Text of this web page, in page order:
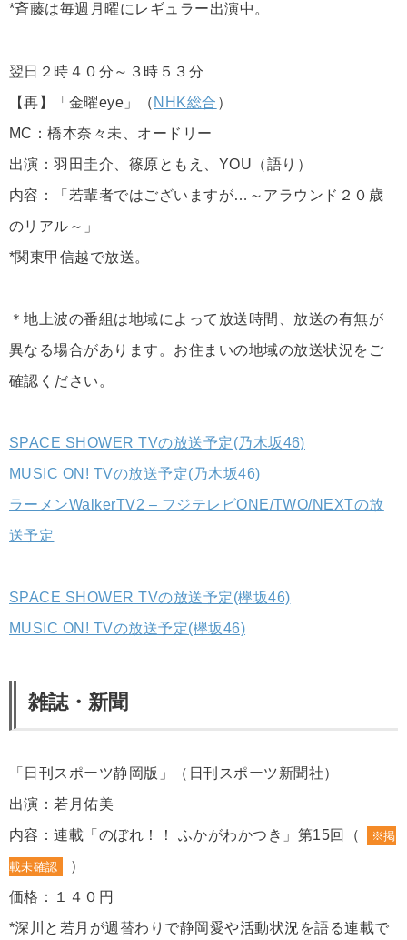
*斉藤は毎週月曜にレギュラー出演中。
翌日２時４０分～３時５３分
【再】「金曜eye」（ NHK総合 ）
MC：橋本奈々未、オードリー
出演：羽田圭介、篠原ともえ、YOU（語り）
内容：「若輩者ではございますが…～アラウンド２０歳
のリアル～」
*関東甲信越で放送。
＊地上波の番組は地域によって放送時間、放送の有無が
異なる場合があります。お住まいの地域の放送状況をご
確認ください。
SPACE SHOWER TVの放送予定(乃木坂46)
MUSIC ON! TVの放送予定(乃木坂46)
ラーメンWalkerTV2 – フジテレビONE/TWO/NEXTの放
送予定
SPACE SHOWER TVの放送予定(欅坂46)
MUSIC ON! TVの放送予定(欅坂46)
雑誌・新聞
「日刊スポーツ静岡版」（日刊スポーツ新聞社）
出演：若月佑美
内容：連載「のぼれ！！ ふかがわかつき」第15回（
※掲
載未確認
）
価格：１４０円
*深川と若月が週替わりで静岡愛や活動状況を語る連載で